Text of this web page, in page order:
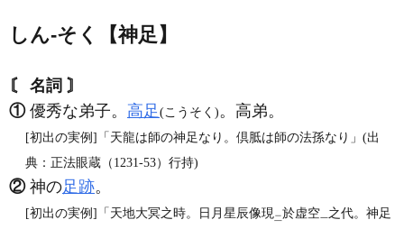
しん‐そく【神足】
〘 名詞 〙
①優秀な弟子。 高足(こうそく)。高弟。
[初出の実例]「天龍は師の神足なり。倶胝は師の法孫なり」(出
典：正法眼蔵（1231‐53）行持)
②神の足跡。
[初出の実例]「天地大冥之時。日月星辰像現 二於虚空一之代。神足